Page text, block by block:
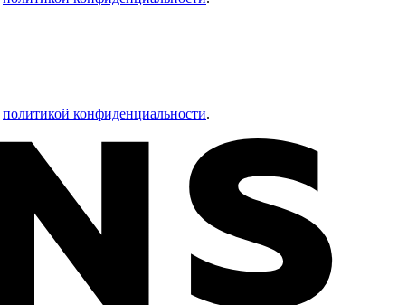
политикой конфиденциальности.